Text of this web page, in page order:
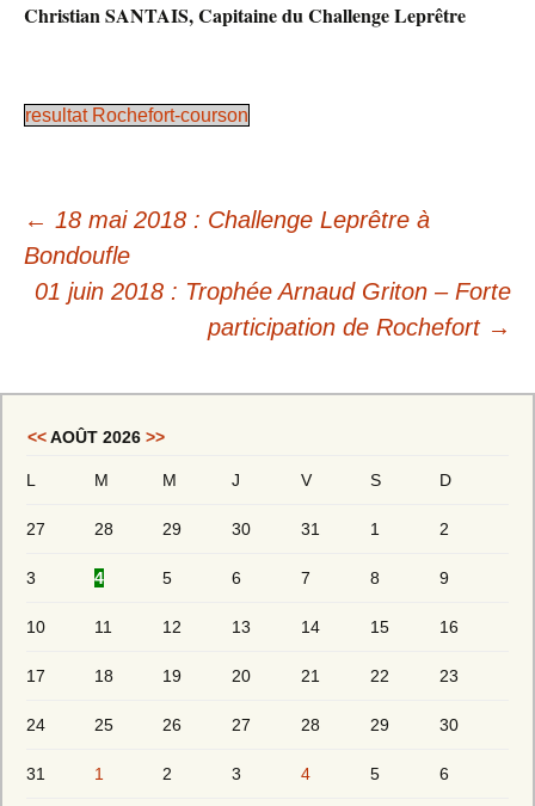
Christian SANTAIS, Capitaine du Challenge Leprêtre
resultat Rochefort-courson
Navigation
des
articles
← 18 mai 2018 : Challenge Leprêtre à
Bondoufle
01 juin 2018 : Trophée Arnaud Griton – Forte
participation de Rochefort →
<<AOÛT 2026 >>
L M M J V S D
27 28 29 30 31 1 2
3 4 5 6 7 8 9
10 11 12 13 14 15 16
17 18 19 20 21 22 23
24 25 26 27 28 29 30
31 1 2 3 4 5 6